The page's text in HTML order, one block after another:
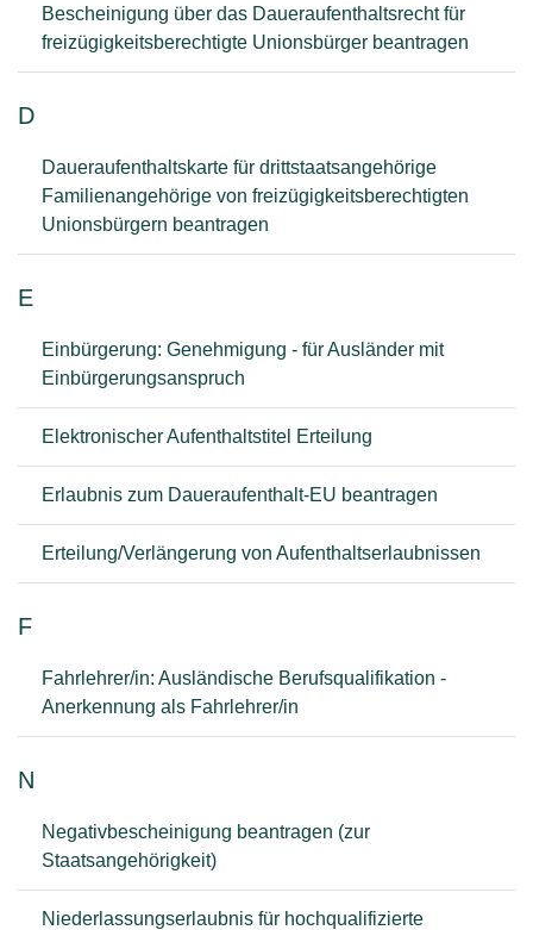
Bescheinigung über das Daueraufenthaltsrecht für
freizügigkeitsberechtigte Unionsbürger beantragen
D
Daueraufenthaltskarte für drittstaatsangehörige
Familienangehörige von freizügigkeitsberechtigten
Unionsbürgern beantragen
E
Einbürgerung: Genehmigung - für Ausländer mit
Einbürgerungsanspruch
Elektronischer Aufenthaltstitel Erteilung
Erlaubnis zum Daueraufenthalt-EU beantragen
Erteilung/Verlängerung von Aufenthaltserlaubnissen
F
Fahrlehrer/in: Ausländische Berufsqualifikation -
Anerkennung als Fahrlehrer/in
N
Negativbescheinigung beantragen (zur
Staatsangehörigkeit)
Niederlassungserlaubnis für hochqualifizierte